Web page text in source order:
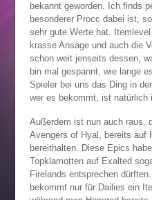
bekannt geworden. Ich finds
besonderer Procc dabei ist,
sehr gute Werte hat.
krasse Ansage und auch die
schon weit jenseits dessen,
bin mal gespannt, wie lange
Spieler bei uns das Ding in
wer es bekommt, ist natürlich
Außerdem ist nun auch raus,
Avengers of Hyal, bereits auf
bereithalten. Diese Epics
Topklamotten auf Exalted
Firelands entsprechen
bekommt nur für Dailies ein